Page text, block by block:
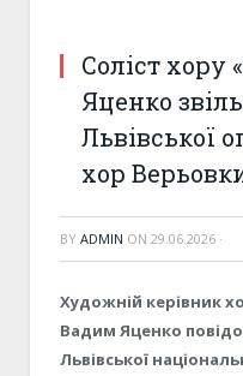
Соліст хору
Яценко
Львівської
хор
BY ADMIN ON 29.06.2026 ·
Художній керівник
Вадим Яценко
Львівської